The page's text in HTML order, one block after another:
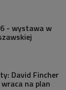
- wystawa w
David Fincher
na plan